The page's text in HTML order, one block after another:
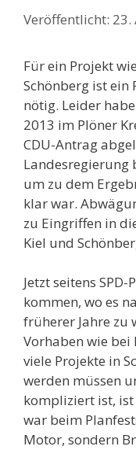
23.
Für ein Projekt
Schönberg ist ein
nötig. Leider
2013 im Plöner
CDU-Antrag
Landesregierung
um zu dem
klar war.
zu Eingriffen in
Kiel und
Jetzt seitens
kommen, wo es
früherer Jahre zu
Vorhaben wie bei
viele Projekte in
werden müssen
kompliziert ist, ist
war beim
Motor, sondern